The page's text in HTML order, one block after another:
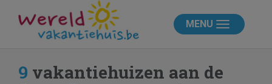
MENU
9 vakantiehuizen aan de